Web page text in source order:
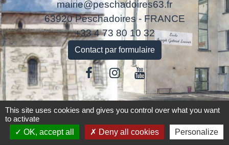
mairie@peschadoires63.fr
63920 Peschadoires - FRANCE
+33 4 73 80 10 32
Contact par formulaire
Liens
Accédez aux démarches en ligne
This site uses cookies and gives you control over what you want
to activate
OK, accept all
Deny all cookies Personalize